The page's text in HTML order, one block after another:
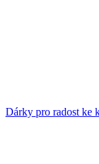
Dárky pro radost ke